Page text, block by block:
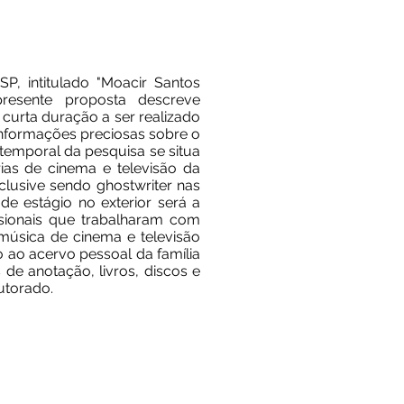
intitulado "Moacir Santos
proposta descreve
duração a ser realizado
preciosas sobre o
da pesquisa se situa
de cinema e televisão da
sendo ghostwriter nas
estágio no exterior será a
que trabalharam com
de cinema e televisão
acervo pessoal da família
anotação, livros, discos e